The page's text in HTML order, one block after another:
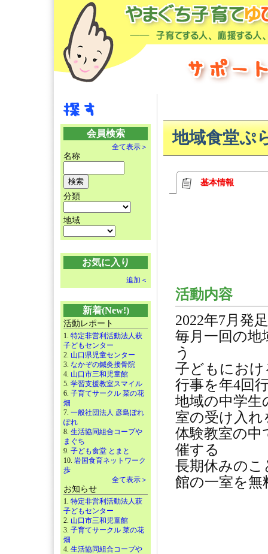
会員検索
全て表示＞
名称
分類
地域
お気に入り
追加＜
新着(New!)
活動レポート
1. 特定非営利活動法人萩
子どもセンター
2. 山口県児童センター
3. なかぞの鍼灸接骨院
4. 山口市三和児童館
5. 学習支援教室スマイル
6. 子育てサークル 菜の花
畑
7. 一般社団法人 彦島ぽれ
ぽれ
8. 生活協同組合コープや
まぐち
9. 子ども食堂 とまと
10. 岩国食育ネットワーク
歩
全て表示＞
お知らせ
1. 特定非営利活動法人萩
子どもセンター
2. 山口市三和児童館
3. 子育てサークル 菜の花
畑
4. 生活協同組合コープや
地域食堂ぷ
基本情報
活動内容
2022年7月発足
毎月一回の地
う
子どもにおけ
行事を年4回
地域の中学生
室の受け入れ
体験教室の中
催する
長期休みの
館の一室を無